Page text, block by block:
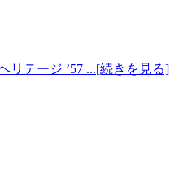
リテージ ’57 ...[続きを見る]